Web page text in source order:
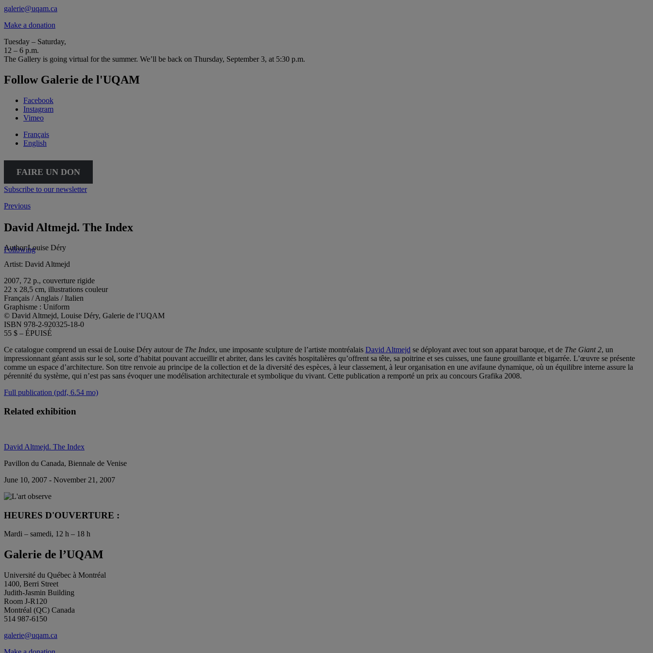
galerie@uqam.ca
Make a donation
Tuesday – Saturday,
12 – 6 p.m.
The Gallery is going virtual for the summer. We’ll be back on Thursday, September 3, at 5:30 p.m.
Follow Galerie de l'UQAM
Facebook
Instagram
Vimeo
Français
English
FAIRE UN DON
Subscribe to our newsletter
Previous
Following
David Altmejd. The Index
Author:Louise Déry
Artist: David Altmejd
2007, 72 p., couverture rigide
22 x 28,5 cm, illustrations couleur
Français / Anglais / Italien
Graphisme : Uniform
© David Altmejd, Louise Déry, Galerie de l’UQAM
ISBN 978-2-920325-18-0
55 $ – ÉPUISÉ
Ce catalogue comprend un essai de Louise Déry autour de The Index, une imposante sculpture de l’artiste montréalais David Altmejd se déployant avec tout son apparat baroque, et de The Giant 2, un
impressionnant géant assis sur le sol, sorte d’habitat pouvant accueillir et abriter, dans les cavités hospitalières qu’offrent sa tête, sa poitrine et ses cuisses, une faune grouillante et bigarrée. L’œuvre se présente
comme un espace d’architecture. Son titre renvoie au principe de la collection et de la diversité des espèces, à leur classement, à leur organisation en une avifaune dynamique, où un équilibre interne assure la
pérennité du système, qui n’est pas sans évoquer une modélisation architecturale et symbolique du vivant. Cette publication a remporté un prix au concours Grafika 2008.
Full publication (pdf, 6.54 mo)
Related exhibition
David Altmejd. The Index
Pavillon du Canada, Biennale de Venise
June 10, 2007 - November 21, 2007
HEURES D'OUVERTURE :
Mardi – samedi, 12 h – 18 h
Galerie de l’UQAM
Université du Québec à Montréal
1400, Berri Street
Judith-Jasmin Building
Room J-R120
Montréal (QC) Canada
514 987-6150
galerie@uqam.ca